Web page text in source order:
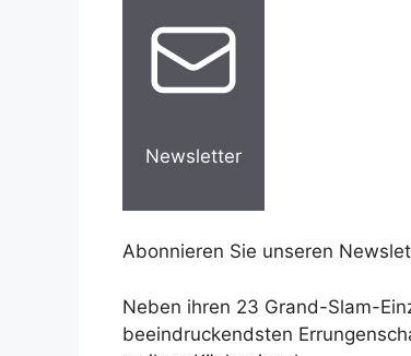
Newsletter
Abonnieren Sie unseren
Neben ihren 23 Grand-Slam-
beeindruckendsten